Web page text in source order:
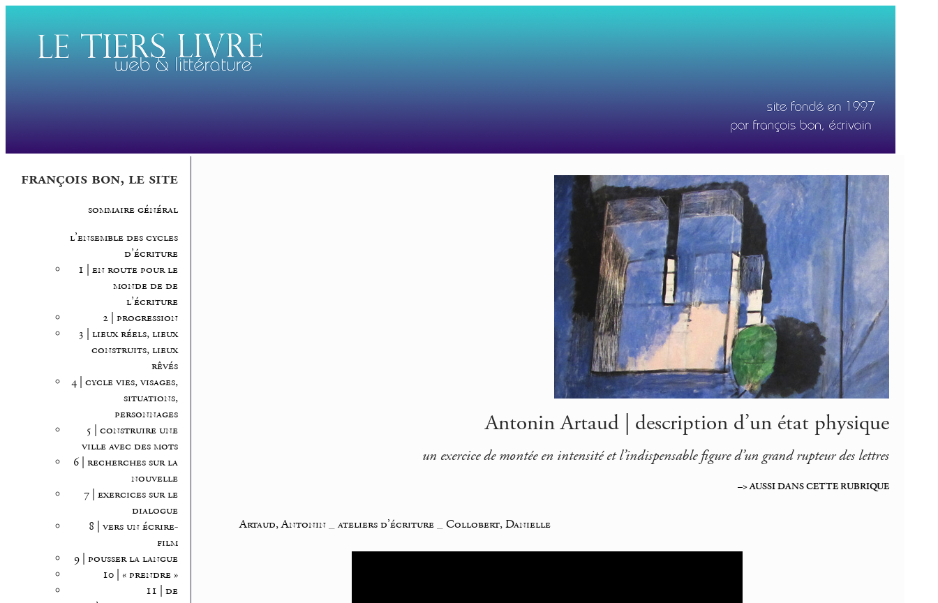
françois bon, le site
sommaire général
l’ensemble des cycles
d’écriture
1 | en route pour le
monde de de
l’écriture
2 | progression
3 | lieux réels, lieux
construits, lieux
rêvés
4 | cycle vies, visages,
situations,
personnages
5 | construire une
ville avec des mots
6 | recherches sur la
nouvelle
7 | exercices sur le
dialogue
8 | vers un écrire-
film
9 | pousser la langue
10 | « prendre »
11 | de
Antonin Artaud | description d’un état physique
un exercice de montée en intensité et l’indispensable figure d’un grand rupteur des lettres
–> AUSSI DANS CETTE RUBRIQUE
Artaud, Antonin _ateliers d’écriture _Collobert, Danielle